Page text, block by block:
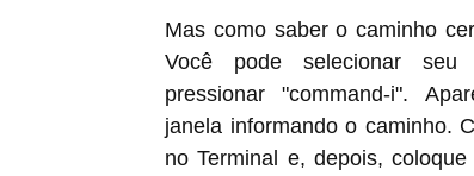
Mas como saber o caminho
Você pode selecionar seu
pressionar "command-i".
janela informando o caminho.
no Terminal e, depois,